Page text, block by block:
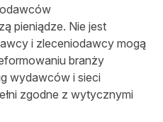
pieniądze. Nie jest
i zleceniodawcy mogą
branży
wydawców i sieci
zgodne z wytycznymi